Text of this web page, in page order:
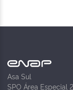
Asa Sul
SPO Área Especial